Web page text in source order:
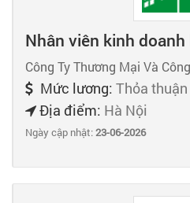
Nhân viên kinh
Công Ty Thương Mại Và
Mức lương: Thỏa thuận
Địa điểm: Hà Nội
Ngày cập nhật:23-06-2026